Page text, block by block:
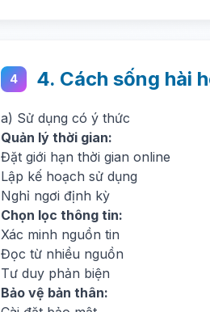
4 4. Cách sống hài
a) Sử dụng có ý thức
Quản lý thời gian:
Đặt giới hạn thời gian online
Lập kế hoạch sử dụng
Nghỉ ngơi định kỳ
Chọn lọc thông tin:
Xác minh nguồn tin
Đọc từ nhiều nguồn
Tư duy phản biện
Bảo vệ bản thân: